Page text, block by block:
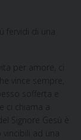
fervidi di una
per amore, ci
vince sempre,
sofferta e
ci chiama a
Signore Gesù è
vincibili ad una